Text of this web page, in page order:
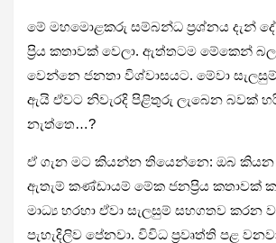
මේ මහමොළ­කරු සම්බන්ධ ප්‍රශ්නය දැන්
ප්‍රිය කතා­වක් වෙලා. ඇත්ත­ටම මේකෙන්
වෙන්නෙ ජනතා විශ්වා­ස­යට. මේවා
ඇයි ඒවට නිවැ­රදි පිළි­තුරු ලැබෙන බවක්
නැත්තෙ…?
ඒ ගැන මට කියන්න තියෙන්නෙ: ඔබ කියන
ඇතැම් කණ්ඩා­යම් මේක ජන­ප්‍රිය කතා­වක්
මාධ්‍ය හරහා ඒවා සැල­සුම් සහ­ග­තව කරන
පැහැ­දි­ලිව පේනවා. විවිධ ප්‍රවෘත්ති පළ